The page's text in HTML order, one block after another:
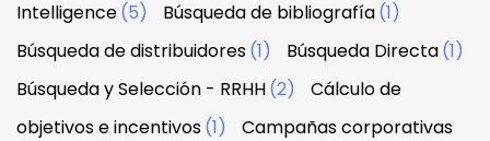
Intelligence(5) Búsqueda de bibliografía(1)
Búsqueda de distribuidores(1) Búsqueda Directa(1)
Búsqueda y Selección - RRHH(2)
Cálculo de
objetivos e incentivos(1)
Campañas corporativas